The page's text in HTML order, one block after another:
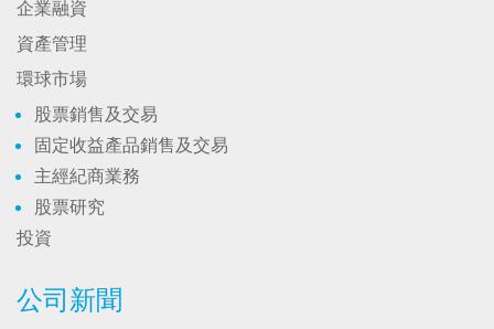
企業融資
資產管理
環球市場
股票銷售及交易
固定收益產品銷售及交易
主經紀商業務
股票研究
投資
公司新聞